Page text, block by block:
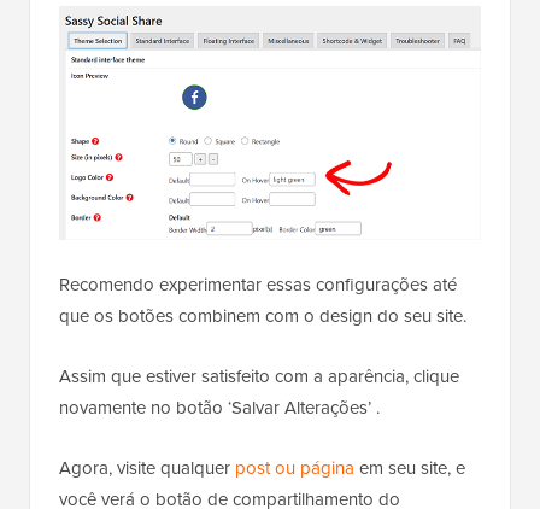
Recomendo experimentar essas configurações até
que os botões combinem com o design do seu site.
Assim que estiver satisfeito com a aparência, clique
novamente no botão ‘Salvar Alterações’ .
Agora, visite qualquer post ou página em seu site, e
você verá o botão de compartilhamento do